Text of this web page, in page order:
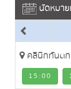
นัดหมา
คลินิกทันตก
15:00